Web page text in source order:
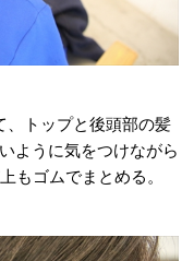
、トップと後頭部の髪
ように気をつけながら
もゴムでまとめる。